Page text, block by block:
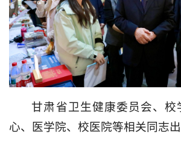
甘肃省卫生健康委员会、校
心、医学院、校医院等相关同志出